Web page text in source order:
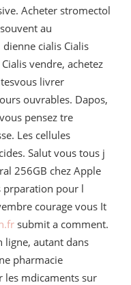
Acheter stromectol
au
cialis Cialis
vendre, achetez
livrer
ouvrables. Dapos,
pensez tre
Les cellules
Salut vous tous j
256GB chez Apple
prparation pour l
courage vous It
submit a comment.
ligne, autant dans
pharmacie
les mdicaments sur